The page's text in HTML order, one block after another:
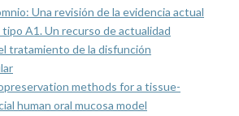
Una revisión de la evidencia actual
A1. Un recurso de actualidad
tratamiento de la disfunción
methods for a tissue-
human oral mucosa model